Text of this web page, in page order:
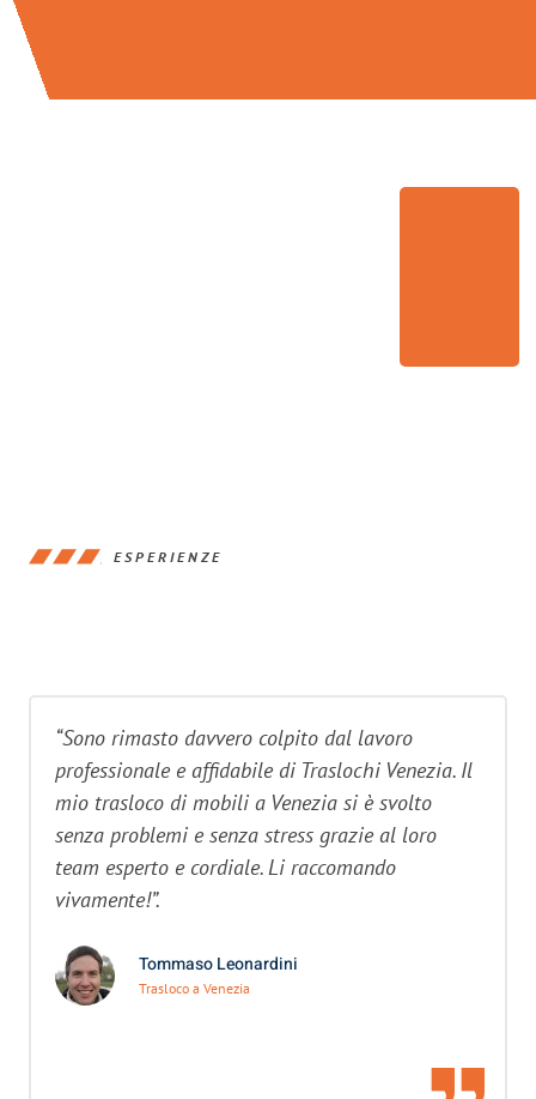
ESPERIENZE
“Sono rimasto davvero colpito dal lavoro
professionale e affidabile di Traslochi Venezia. Il
mio trasloco di mobili a Venezia si è svolto
senza problemi e senza stress grazie al loro
team esperto e cordiale. Li raccomando
vivamente!”.
Tommaso Leonardini
Trasloco a Venezia